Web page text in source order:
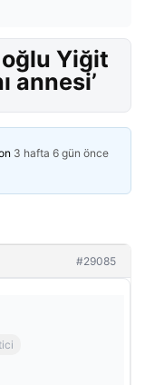
Yiğit
annesi’
3 hafta 6 gün önce
#29085